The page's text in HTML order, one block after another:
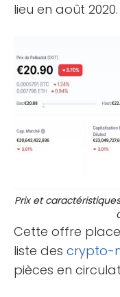
lieu en août 2020.
Prix et
Cette offre
liste des crypto-
pièces en